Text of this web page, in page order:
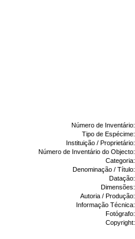
Número de Inventário:
Tipo de Espécime:
Instituição / Proprietário:
Número de Inventário do Objecto:
Categoria:
Denominação / Título:
Datação:
Dimensões:
Autoria / Produção:
Informação Técnica:
Fotógrafo:
Copyright: